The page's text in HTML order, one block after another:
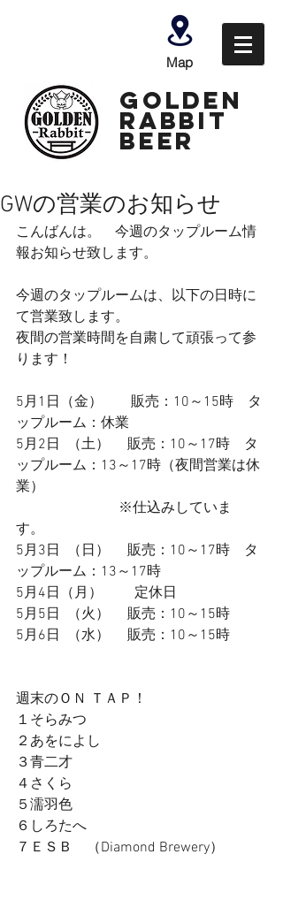
Map
GOLDEN
Rabbit
Beer
GWの営業のお知らせ
こんばんは。　今週のタップルーム情
報お知らせ致します。
今週のタップルームは、以下の日時に
て営業致します。
夜間の営業時間を自粛して頑張って参
ります！
5月1日（金）　　販売：10～15時　タ
ップルーム：休業
5月2日  （土）　 販売：10～17時　タ
ップルーム：13～17時（夜間営業は休
業）
す。
5月3日  （日）　 販売：10～17時　タ
ップルーム：13～17時
5月4日（月）　　 定休日
5月5日  （火）　 販売：10～15時
5月6日  （水） 　販売：10～15時
週末のＯＮ ＴＡＰ！
１そらみつ
２あをによし
３青二才
４さくら
５濡羽色
６しろたへ
７ＥＳＢ　（Diamond Brewery）